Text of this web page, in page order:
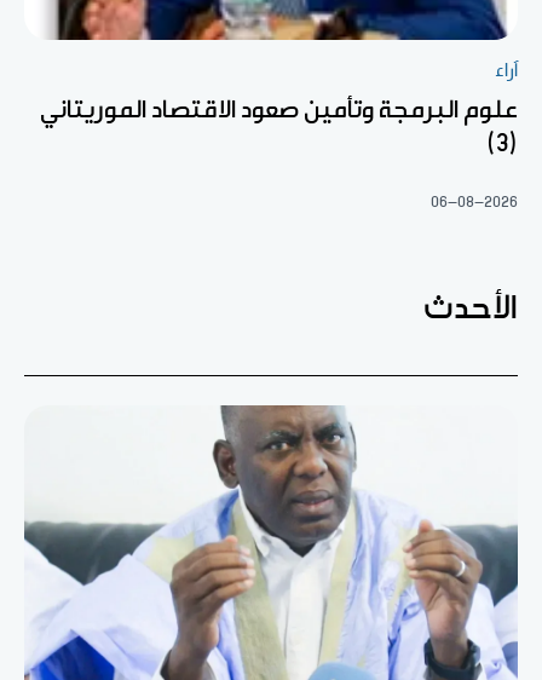
آراء
علوم البرمجة وتأمين صعود الاقتصاد الموريتاني
(3)
06-08-2026
الأحدث